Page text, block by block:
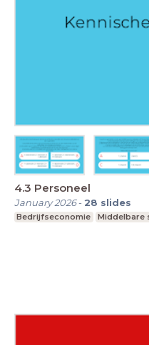
4.3 Personeel
January 2026- 28 slides
Bedrijfseconomie Middelbare